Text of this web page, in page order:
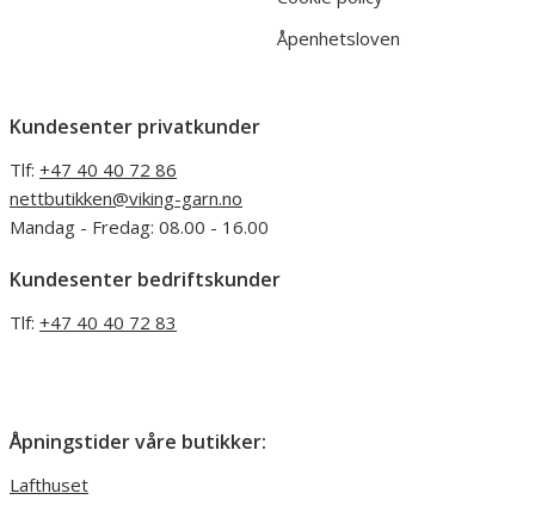
Åpenhetsloven
Kundesenter privatkunder
Tlf: +47 40 40 72 86
nettbutikken@viking-garn.no
Mandag - Fredag: 08.00 - 16.00
Kundesenter bedriftskunder
Tlf: +47 40 40 72 83
Åpningstider våre butikker:
Lafthuset